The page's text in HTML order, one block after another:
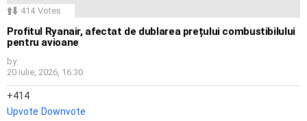
414 Votes
Profitul Ryanair, afectat de dublarea prețului combustibilului
pentru avioane
by
20 iulie, 2026, 16:30
414
Upvote Downvote